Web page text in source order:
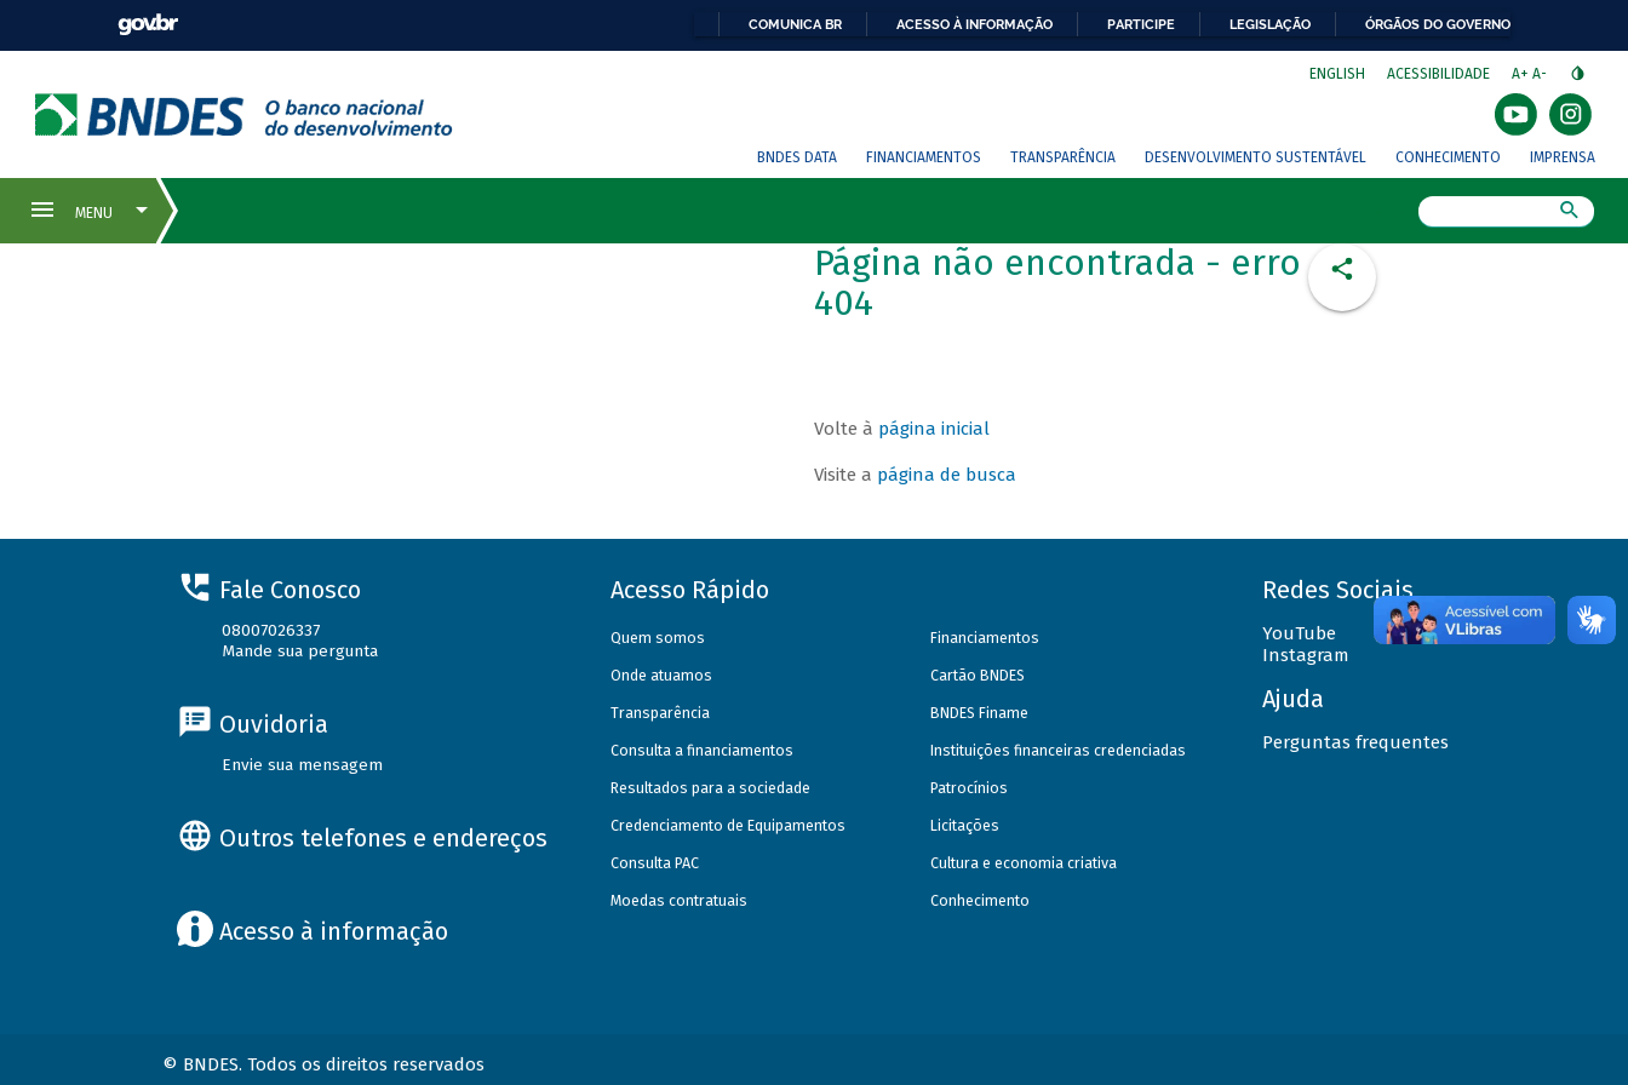
COMUNICA BR ACESSO À INFORMAÇÃO PARTICIPE LEGISLAÇÃO ÓRGÃOS DO GOVERNO
ENGLISH ACESSIBILIDADE A+ A-
BNDES DATA FINANCIAMENTOS TRANSPARÊNCIA DESENVOLVIMENTO SUSTENTÁVEL CONHECIMENTO IMPRENSA
Página não encontrada - erro
404
Volte à página inicial
Visite a página de busca
Fale Conosco
08007026337
Mande sua pergunta
Ouvidoria
Envie sua mensagem
Outros telefones e endereços
Acesso à informação
Acesso Rápido
Quem somos
Onde atuamos
Transparência
Consulta a financiamentos
Resultados para a sociedade
Credenciamento de Equipamentos
Consulta PAC
Moedas contratuais
Financiamentos
Cartão BNDES
BNDES Finame
Instituições financeiras credenciadas
Patrocínios
Licitações
Cultura e economia criativa
Conhecimento
Redes Sociais
YouTube
Instagram
Ajuda
Perguntas frequentes
© BNDES. Todos os direitos reservados